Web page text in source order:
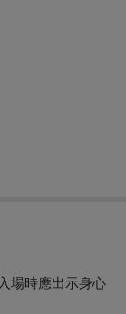
場時應出示身心